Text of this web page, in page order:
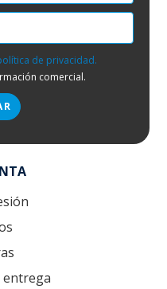
de privacidad.
comercial.
entrega